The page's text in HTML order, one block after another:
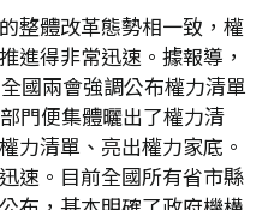
整體改革態勢相一致，權
進得非常迅速。據報導，
國兩會強調公布權力清單
門便集體曬出了權力清
力清單、亮出權力家底。
速。目前全國所有省市縣